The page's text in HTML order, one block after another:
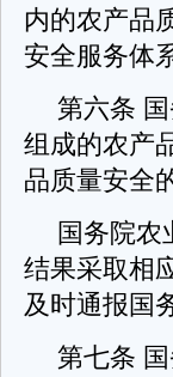
内的农产品
安全服务体
第六条
组成的农产
品质量安全
国务院农
结果采取相
及时通报国
第七条